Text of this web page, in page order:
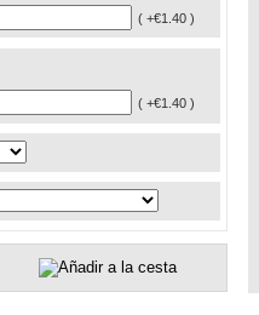
( +€1.40 )
( +€1.40 )